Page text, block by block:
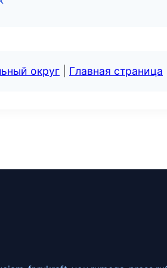
округ Главная страница